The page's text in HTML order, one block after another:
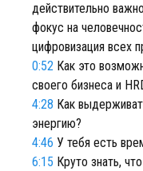
действительно
фокус на
цифровизация всех
0:52 Как это
своего бизнеса и
4:28 Как
энергию?
4:46 У тебя есть
6:15 Круто знать,